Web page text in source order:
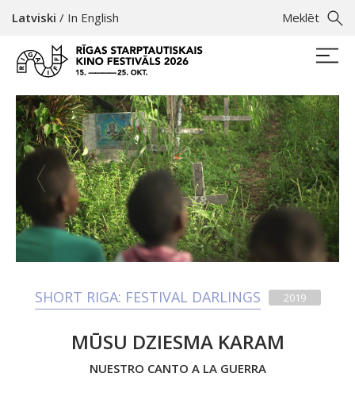
Meklēt
Latviski / In English
SHORT RIGA: FESTIVAL DARLINGS 2019
MŪSU DZIESMA KARAM
NUESTRO CANTO A LA GUERRA